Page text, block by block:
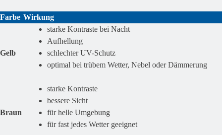
Farbe Wirkung
Gelb
starke Kontraste bei Nacht
Aufhellung
schlechter UV-Schutz
optimal bei trübem Wetter, Nebel oder Dämmerung
Braun
starke Kontraste
bessere Sicht
für helle Umgebung
für fast jedes Wetter geeignet